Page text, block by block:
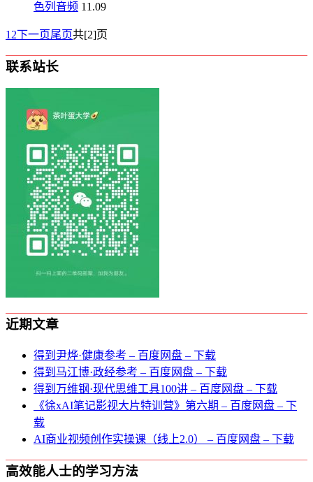
色列音频 11.09
1 2下一页尾页共[2]页
联系站长
近期文章
得到尹烨·健康参考 – 百度网盘 – 下载
得到马江博·政经参考 – 百度网盘 – 下载
得到万维钢·现代思维⼯具100讲 – 百度网盘 – 下载
《徐xAI笔记影视大片特训营》第六期 – 百度网盘 – 下
载
AI商业视频创作实操课（线上2.0） – 百度网盘 – 下载
高效能人士的学习方法